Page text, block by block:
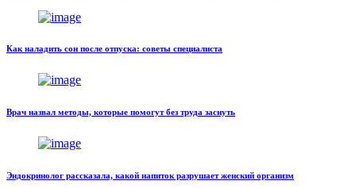
Как наладить сон после отпуска: советы специалиста
Врач назвал методы, которые помогут без труда заснуть
Эндокринолог рассказала, какой напиток разрушает женский организм